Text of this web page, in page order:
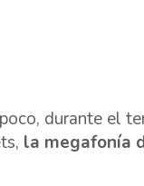
durante el
la megafonía